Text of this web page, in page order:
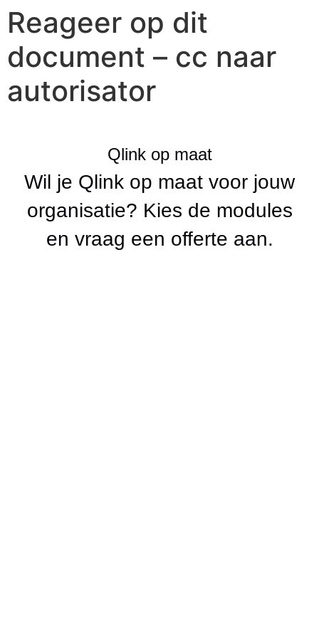
Reageer op dit
document – cc naar
autorisator
Qlink op maat
Wil je Qlink op maat voor jouw
organisatie? Kies de modules
en vraag een offerte aan.